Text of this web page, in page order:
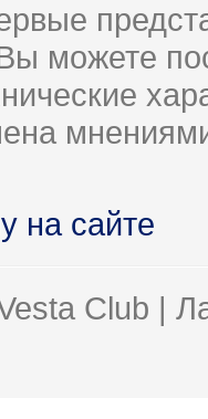
можете
на сайте
Club |